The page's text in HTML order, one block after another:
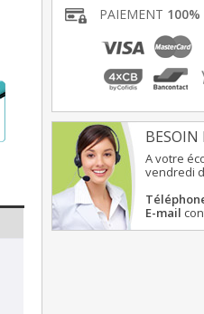
PAIEMENT 100%
BESOIN
A votre
vendredi
E-mail